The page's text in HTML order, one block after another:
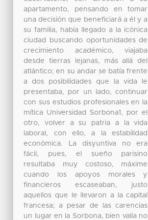
apartamento, pensando en tomar
una decisión que beneficiará a él y a
su familia, había llegado a la icónica
ciudad buscando oportunidades de
crecimiento académico, viajaba
desde tierras lejanas, más allá del
atlántico; en su andar se batía frente
a dos posibilidades que la vida le
presentaba, por un lado, continuar
con sus estudios profesionales en la
mítica Universidad Sorbona1, por el
otro, volver a su patria a la vida
laboral, con ello, a la estabilidad
económica. La disyuntiva no era
fácil, pues, el sueño parisino
resultaba muy costoso, máxime
cuando los apoyos morales y
financieros escaseaban, justo
aquellos que le llevaron a la capital
francesa; a pesar de las carencias
un lugar en la Sorbona, bien valía no